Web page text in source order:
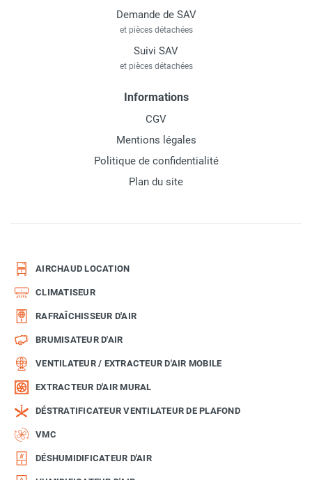
Demande de SAV
et pièces détachées
Suivi SAV
et pièces détachées
Informations
CGV
Mentions légales
Politique de confidentialité
Plan du site
AIRCHAUD LOCATION
CLIMATISEUR
RAFRAÎCHISSEUR D'AIR
BRUMISATEUR D'AIR
VENTILATEUR / EXTRACTEUR D'AIR MOBILE
EXTRACTEUR D'AIR MURAL
DÉSTRATIFICATEUR VENTILATEUR DE PLAFOND
VMC
DÉSHUMIDIFICATEUR D'AIR